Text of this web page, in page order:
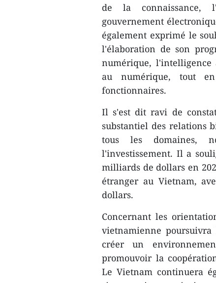
de la connaissance,
gouvernement
également exprimé le
l'élaboration de son
numérique,
au numérique, tout
fonctionnaires.
Il s'est dit ravi de
substantiel des relations
tous les domaines,
l'investissement. Il a
milliards de dollars en
étranger au Vietnam,
dollars.
Concernant les
vietnamienne
créer un
promouvoir la
Le Vietnam continuera